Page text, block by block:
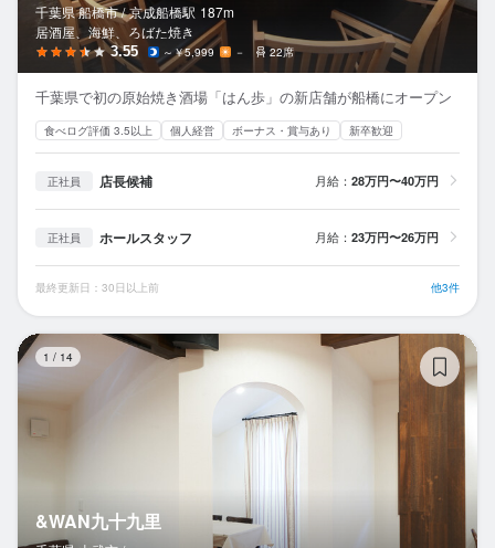
千葉県 船橋市 / 京成船橋駅 187m
居酒屋、海鮮、ろばた焼き
3.55 ～￥5,999 － 22席
千葉県で初の原始焼き酒場「はん歩」の新店舗が船橋にオープン
食べログ評価 3.5以上 個人経営 ボーナス・賞与あり 新卒歓迎
正社員 店長候補 月給： 28万円〜40万円
正社員 ホールスタッフ 月給： 23万円〜26万円
最終更新日：30日以上前 他3件
1 / 14
&WAN九十九里